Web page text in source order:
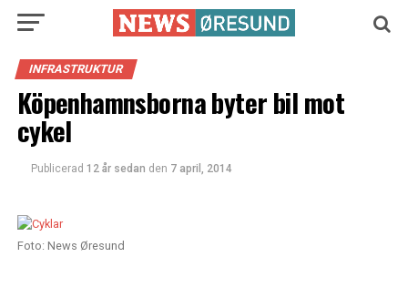
INFRASTRUKTUR
Köpenhamnsborna byter bil mot
cykel
Publicerad 12 år sedan den 7 april, 2014
Foto: News Øresund